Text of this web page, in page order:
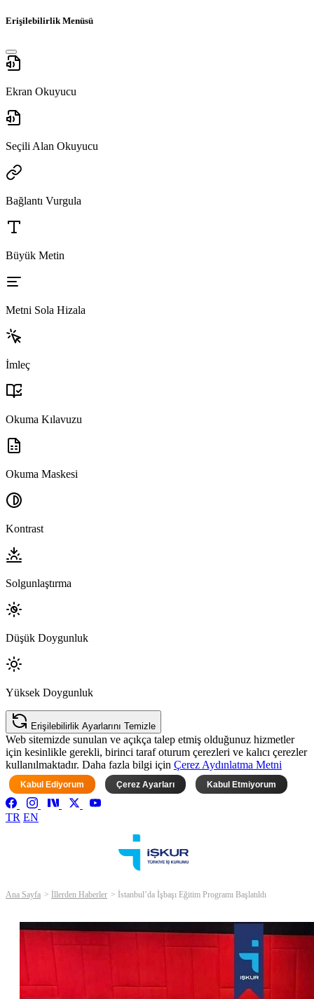
Erişilebilirlik Menüsü
Ekran Okuyucu
Seçili Alan Okuyucu
Bağlantı Vurgula
Büyük Metin
Metni Sola Hizala
İmleç
Okuma Kılavuzu
Okuma Maskesi
Kontrast
Solgunlaştırma
Düşük Doygunluk
Yüksek Doygunluk
Erişilebilirlik Ayarlarını Temizle
Web sitemizde sunulan ve açıkça talep etmiş olduğunuz hizmetler
için kesinlikle gerekli, birinci taraf oturum çerezleri ve kalıcı çerezler
kullanılmaktadır. Daha fazla bilgi için Çerez Aydınlatma Metni
Kabul Ediyorum Çerez Ayarları Kabul Etmiyorum
TR EN
Ana Sayfa İllerden Haberler İstanbul’da İşbaşı Eğitim Programı Başlatıldı